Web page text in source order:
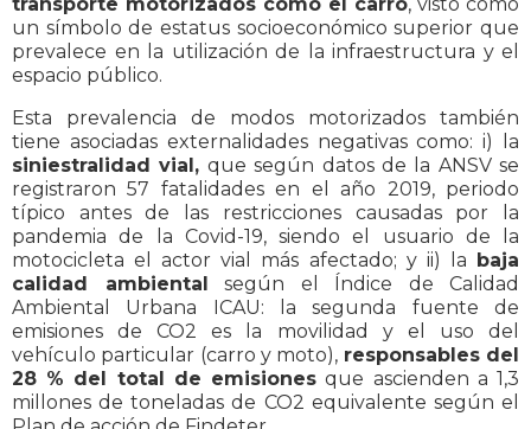
un símbolo de estatus socioeconómico superior que
prevalece en la utilización de la infraestructura y el
espacio público.
Esta prevalencia de modos motorizados también
tiene asociadas externalidades negativas como: i) la
siniestralidad vial, que según datos de la ANSV se
registraron 57 fatalidades en el año 2019, periodo
típico antes de las restricciones causadas por la
pandemia de la Covid-19, siendo el usuario de la
motocicleta el actor vial más afectado; y ii) la baja
calidad ambiental según el Índice de Calidad
Ambiental Urbana ICAU: la segunda fuente de
emisiones de CO2 es la movilidad y el uso del
vehículo particular (carro y moto), responsables del
28 % del total de emisiones que ascienden a 1,3
millones de toneladas de CO2 equivalente según el